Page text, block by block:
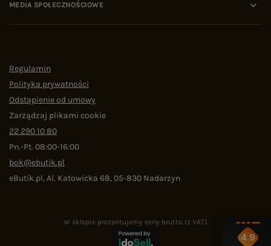
MEDIA SPOŁECZNOŚCIOWE
Regulamin
Polityka prywatności
Odstąpienie od umowy
Zarządzaj plikami cookie
22 290 10 80
Pn.-Pt. 08:00-16:00
bok@ebutik.pl
eButik.pl,Al. Katowicka 68,05-830 Nadarzyn
W sklepie prezentujemy ceny brutto (z VAT).
4.9